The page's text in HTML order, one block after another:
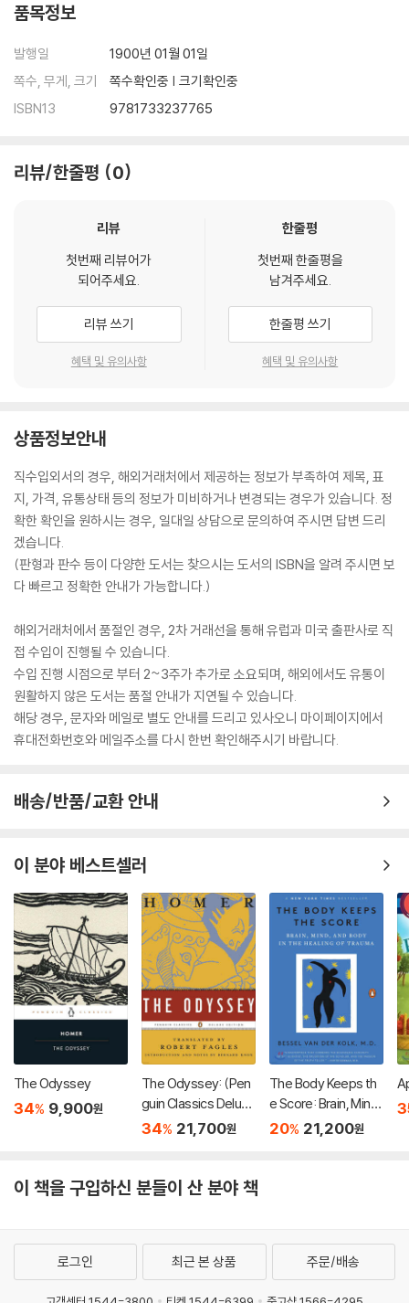
품목정보
발행일
1900년 01월 01일
쪽수, 무게, 크기
쪽수확인중 | 크기확인중
ISBN13
9781733237765
리뷰/한줄평 0
리뷰
첫번째 리뷰어가
되어주세요.
리뷰 쓰기
혜택 및 유의사항
한줄평
첫번째 한줄평을
남겨주세요.
한줄평 쓰기
혜택 및 유의사항
상품정보안내
직수입외서의 경우, 해외거래처에서 제공하는 정보가 부족하여 제목, 표
지, 가격, 유통상태 등의 정보가 미비하거나 변경되는 경우가 있습니다. 정
확한 확인을 원하시는 경우, 일대일 상담으로 문의하여 주시면 답변 드리
겠습니다.
(판형과 판수 등이 다양한 도서는 찾으시는 도서의 ISBN을 알려 주시면 보
다 빠르고 정확한 안내가 가능합니다.)
해외거래처에서 품절인 경우, 2차 거래선을 통해 유럽과 미국 출판사로 직
접 수입이 진행될 수 있습니다.
수입 진행 시점으로 부터 2~3주가 추가로 소요되며, 해외에서도 유통이
원활하지 않은 도서는 품절 안내가 지연될 수 있습니다.
해당 경우, 문자와 메일로 별도 안내를 드리고 있사오니 마이페이지에서
휴대전화번호와 메일주소를 다시 한번 확인해주시기 바랍니다.
배송/반품/교환 안내
이 분야 베스트셀러
The Odyssey
34% 9,900원
The Odyssey: (Pen
guin Classics Deluxe
Edition)
34% 21,700원
The Body Keeps th
e Score: Brain, Mind,
and Body in the Heal
20% 21,200원
이 책을 구입하신 분들이 산 분야 책
로그인 최근 본 상품 주문/배송